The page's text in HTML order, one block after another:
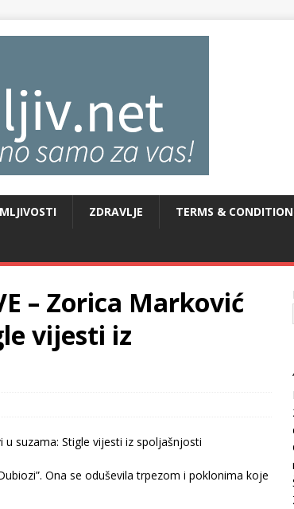
ZDRAVLJE TERMS &
– Zorica Marković
vijesti iz
Ona se oduševila trpezom i poklonima koje